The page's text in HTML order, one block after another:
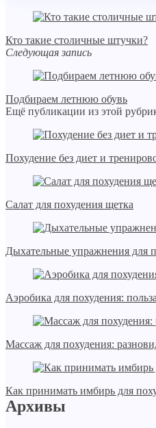
Кто такие столичные штучки?
Следующая запись
Подбираем летнюю обувь
Ещё публикации из этой
Похудение без диет и
Салат для похудения щетка
Дыхательные упражнения для
Аэробика для похудения:
Массаж для похудения:
Как принимать имбирь для
Архивы